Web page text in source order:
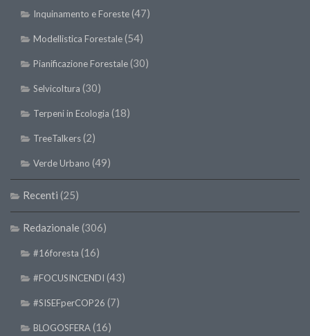
Inquinamento e Foreste(47)
Modellistica Forestale(54)
Pianificazione Forestale(30)
Selvicoltura (30)
Terpeni in Ecologia (18)
TreeTalkers(2)
Verde Urbano (49)
Recenti (25)
Redazionale (306)
#16foresta (16)
#FOCUSINCENDI (43)
#SISEFperCOP26 (7)
BLOGOSFERA(16)